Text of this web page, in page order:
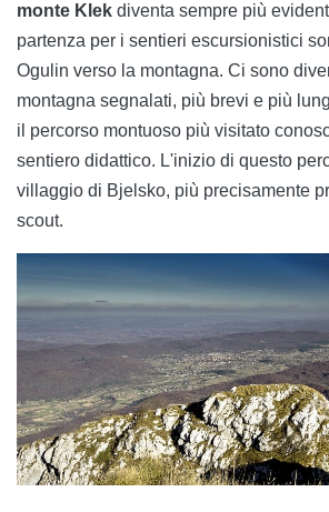
monte Klek diventa sempre più
partenza per i sentieri escursionistici
Ogulin verso la montagna. Ci sono
montagna segnalati, più brevi e più
il percorso montuoso più visitato
sentiero didattico. L'inizio di questo
villaggio di Bjelsko, più precisamente
scout.